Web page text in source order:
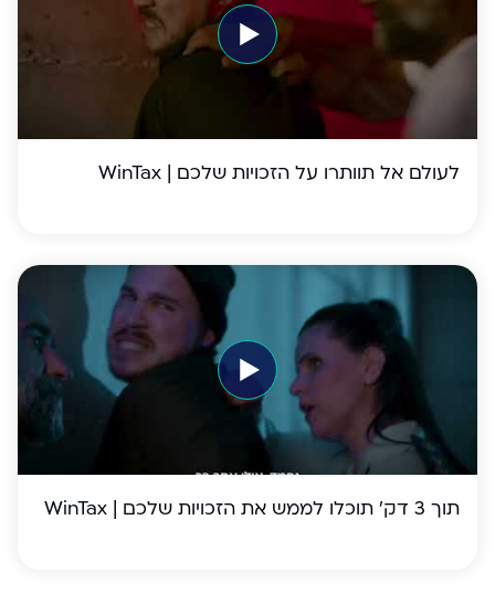
לעולם אל תוותרו על הזכויות שלכם | WinTax
תוך 3 דק׳ תוכלו לממש את הזכויות שלכם | WinTax